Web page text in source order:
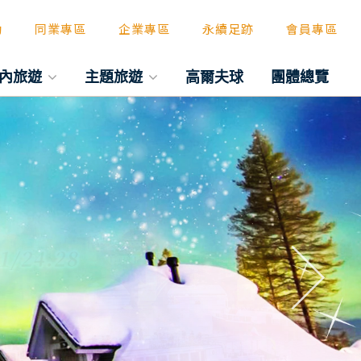
同業專區 企業專區 永續足跡 會員專區
旅遊 主題旅遊 高爾夫球 團體總覽
往後